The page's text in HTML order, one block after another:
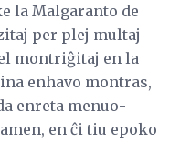
la Malgaranto de
per plej multaj
montriĝitaj en la
enhavo montras,
enreta menuo-
en ĉi tiu epoko